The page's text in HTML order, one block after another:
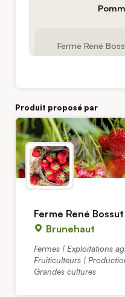
Ferme René
Produit proposé par
Ferme René
Brunehaut
Fermes | Exploitations
Fruiticulteurs |
Grandes cultures